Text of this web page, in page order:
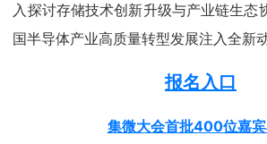
入探讨存储技术创新升级与产业链生态
国半导体产业高质量转型发展注入全新动
报名入口
集微大会首批400位嘉